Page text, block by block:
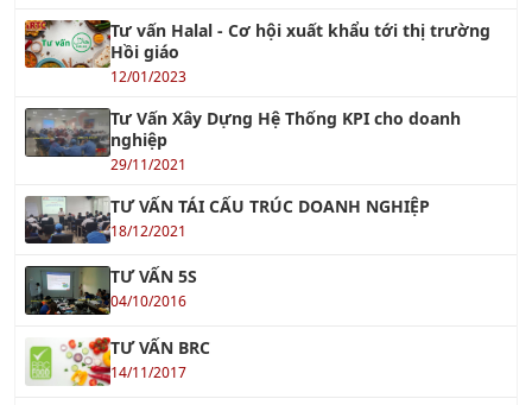
Tư vấn Halal - Cơ hội xuất khẩu tới thị trường
Hồi giáo
12/01/2023
Tư Vấn Xây Dựng Hệ Thống KPI cho doanh
nghiệp
29/11/2021
TƯ VẤN TÁI CẤU TRÚC DOANH NGHIỆP
18/12/2021
TƯ VẤN 5S
04/10/2016
TƯ VẤN BRC
14/11/2017